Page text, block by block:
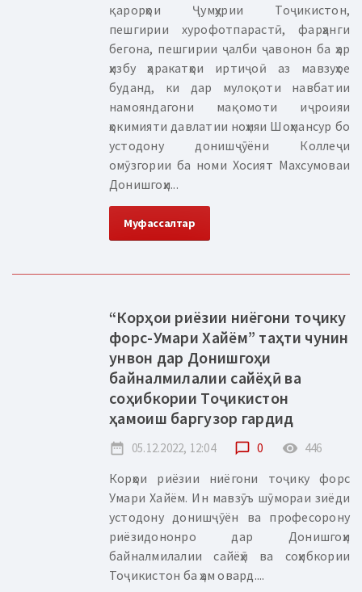
қарорҳои Ҷумҳурии Тоҷикистон,
пешгирии хурофотпарастӣ, фарҳанги
бегона, пешгирии ҷалби ҷавонон ба ҳар
ҳизбу ҳаракатҳои иртиҷоӣ аз мавзуҳое
буданд, ки дар мулоқоти навбатии
намояндагони мақомоти иҷроияи
ҳокимияти давлатии ноҳияи Шоҳмансур бо
устодону донишҷӯёни Коллеҷи
омӯзгории ба номи Хосият Махсумоваи
Донишгоҳи...
Муфассалтар
“Корҳои риёзии ниёгони тоҷику
форс-Умари Хайём” таҳти чунин
унвон дар Донишгоҳи
байналмилалии сайёҳӣ ва
соҳибкории Тоҷикистон
ҳамоиш баргузор гардид
date_range 05.12.2022, 12:04 chat_bubble_outline 0 remove_red_eye 446
Корҳои риёзии ниёгони тоҷику форс
Умари Хайём. Ин мавзӯъ шӯмораи зиёди
устодону донишҷӯён ва професорону
риёзидононро дар Донишгоҳи
байналмилалии сайёҳӣ ва соҳибкории
Тоҷикистон ба ҳам овард....